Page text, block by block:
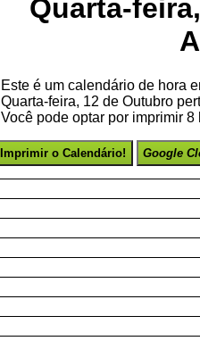
Quarta-
Este é um calendário de hora
Quarta-feira, 12 de Outubro
Você pode optar por imprimir 8
Imprimir o Calendário! Google